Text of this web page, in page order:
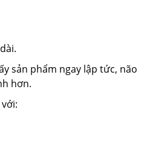
sản phẩm ngay lập tức, não
hơn.